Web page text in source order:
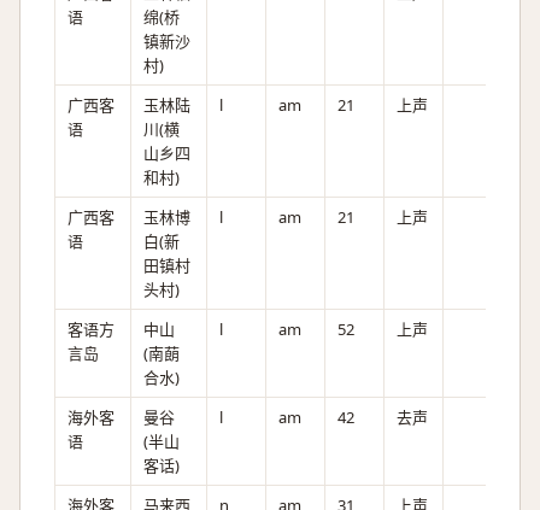
语
绵(桥
镇新沙
村)
广西客
语
玉林陆
川(横
山乡四
和村)
l am 21 上声
广西客
语
玉林博
白(新
田镇村
头村)
l am 21 上声
客语方
言岛
中山
(南蓢
合水)
l am 52 上声
海外客
语
曼谷
(半山
客话)
l am 42 去声
海外客
马来西
n am 31 上声